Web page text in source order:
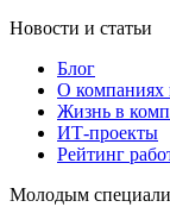
Новости и статьи
Блог
О компаниях
Жизнь в
ИТ-проекты
Рейтинг
Молодым